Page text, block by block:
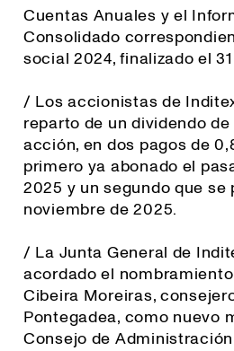
Cuentas Anuales y el
Consolidado
social 2024, finalizado el
/ Los accionistas de
reparto de un dividendo
acción, en dos pagos de
primero ya abonado el
2025 y un segundo que se
noviembre de 2025.
/ La Junta General de
acordado el
Cibeira Moreiras,
Pontegadea, como nuevo
Consejo de